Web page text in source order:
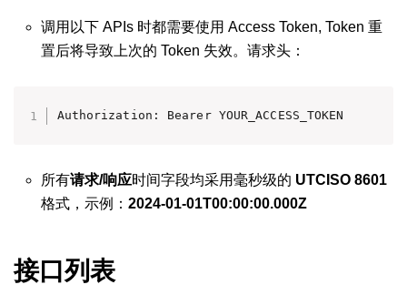
调用以下 APIs 时都需要使用 Access Token, Token 重
置后将导致上次的 Token 失效。请求头：
Authorization: Bearer YOUR_ACCESS_TOKEN
所有请求/响应时间字段均采用毫秒级的 UTCISO 8601
格式，示例： 2024-01-01T00:00:00.000Z
接口列表